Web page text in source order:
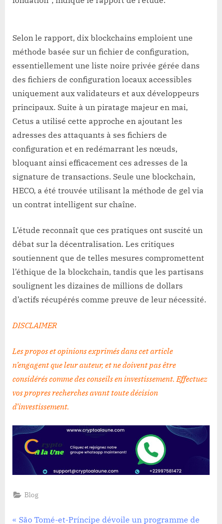
Selon le rapport, dix blockchains emploient une
méthode basée sur un fichier de configuration,
essentiellement une liste noire privée gérée dans
des fichiers de configuration locaux accessibles
uniquement aux validateurs et aux développeurs
principaux. Suite à un piratage majeur en mai,
Cetus a utilisé cette approche en ajoutant les
adresses des attaquants à ses fichiers de
configuration et en redémarrant les nœuds,
bloquant ainsi efficacement ces adresses de la
signature de transactions. Seule une blockchain,
HECO, a été trouvée utilisant la méthode de gel via
un contrat intelligent sur chaîne.
L’étude reconnaît que ces pratiques ont suscité un
débat sur la décentralisation. Les critiques
soutiennent que de telles mesures compromettent
l’éthique de la blockchain, tandis que les partisans
soulignent les dizaines de millions de dollars
d’actifs récupérés comme preuve de leur nécessité.
DISCLAIMER
Les propos et opinions exprimés dans cet article
n’engagent que leur auteur, et ne doivent pas être
considérés comme des conseils en investissement. Effectuez
vos propres recherches avant toute décision
d’investissement.
Blog
P
São Tomé-et-Príncipe dévoile un programme de